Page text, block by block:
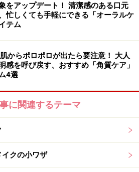
リアル フルイド ファンデーション
ョン】
リアル フルイド ファンデーショ
brand/basemake/found
をアップデート！ 清潔感のある口元
忙しくても手軽にできる「オーラルケ
テム
からポロポロが出たら要注意！ 大人
感を呼び戻す、おすすめ「角質ケア」
4選
に関連するテーマ
クの小ワザ